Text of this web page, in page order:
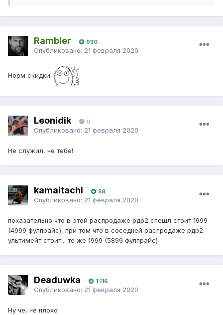
Rambler 930
Опубликовано: 21 февраля 2020
Норм скидки
Leonidik 0
Опубликовано: 21 февраля 2020
Не служил, не тебе!
kamaitachi 58
Опубликовано: 21 февраля 2020
показательно что в этой распродаже рдр2 спешл стоит 1999
(4999 фулпрайс), при том что в соседней распродаже рдр2
ультимейт стоит... те же 1999 (5899 фулпрайс)
Deaduwka 1 116
Опубликовано: 21 февраля 2020
Ну че, не плохо